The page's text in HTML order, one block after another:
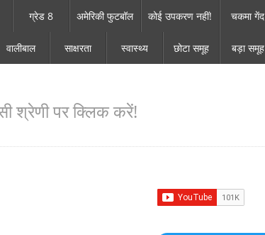
ग्रेड 8 अमेरिकी फुटबॉल कोई उपकरण नहीं! चकमा गेंद
वालीबाल साक्षरता स्वास्थ्य छोटा समूह बड़ा समूह
श्रेणी पर क्लिक करें!